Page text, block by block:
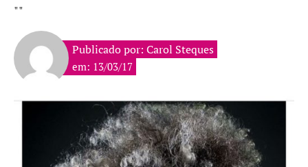
""
Publicado por: Carol Steques
em: 13/03/17